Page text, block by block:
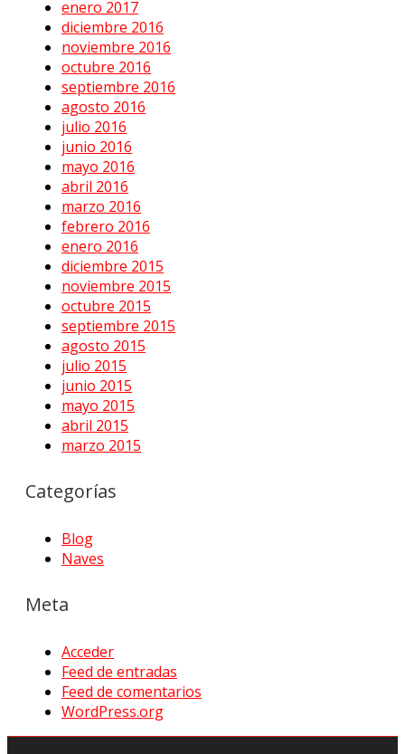
enero 2017
diciembre 2016
noviembre 2016
octubre 2016
septiembre 2016
agosto 2016
julio 2016
junio 2016
mayo 2016
abril 2016
marzo 2016
febrero 2016
enero 2016
diciembre 2015
noviembre 2015
octubre 2015
septiembre 2015
agosto 2015
julio 2015
junio 2015
mayo 2015
abril 2015
marzo 2015
Categorías
Blog
Naves
Meta
Acceder
Feed de entradas
Feed de comentarios
WordPress.org